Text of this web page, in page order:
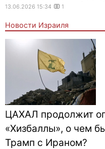
13.06.2026 15:34 1
Новости Израиля
ЦАХАЛ продолжит
«Хизбаллы», о чем
Трамп с Ираном?